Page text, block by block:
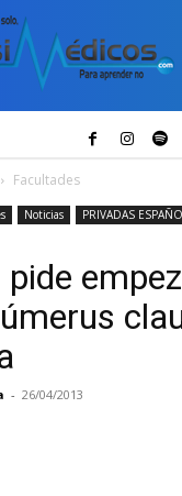
Facultades
Noticias
PRIVADAS
pide
- 26/04/2013